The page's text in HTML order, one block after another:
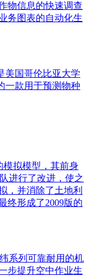
物信息的快速调查
务图表的自动化生
美国哥伦比亚大学
一款用于预测物种
模拟模型，其前身
进行了改进，使之
，并消除了土地利
终形成了2009版的
系列可靠耐用的机
步提升空中作业生